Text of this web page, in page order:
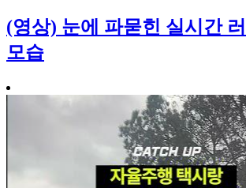
(영상) 눈에 파묻힌 실시간
모습